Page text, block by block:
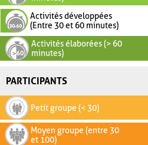
Activités développées
(Entre 30 et 60 minutes)
Activités élaborées (> 60
minutes)
PARTICIPANTS
Petit groupe (< 30)
Moyen groupe (entre 30
et 100)